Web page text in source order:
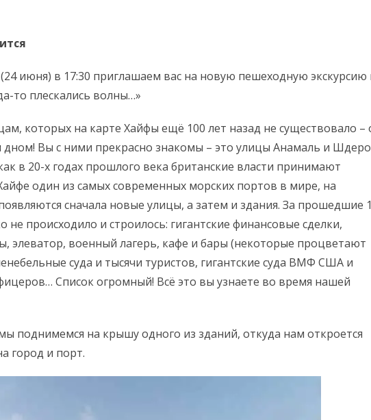
июня) в 17:30 приглашаем вас на новую пешеходную экскурсию
то плескались волны…»
которых на карте Хайфы ещё 100 лет назад не существовало –
дном! Вы с ними прекрасно знакомы – это улицы Анамаль и
в 20-х годах прошлого века британские власти принимают
один из самых современных морских портов в мире, на
сначала новые улицы, а затем и здания. За прошедшие
не происходило и строилось: гигантские финансовые сделки,
элеватор, военный лагерь, кафе и бары (некоторые процветают
суда и тысячи туристов, гигантские суда ВМФ США и
Список огромный! Всё это вы узнаете во время нашей
поднимемся на крышу одного из зданий, откуда нам откроется
город и порт.